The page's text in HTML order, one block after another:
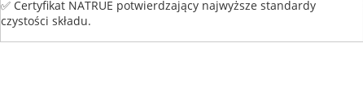
✅ Certyfikat NATRUE potwierdzający najwyższe standardy
czystości składu.